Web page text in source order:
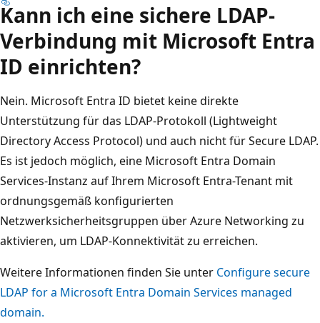
Kann ich eine sichere LDAP-
Verbindung mit Microsoft Entra
ID einrichten?
Nein. Microsoft Entra ID bietet keine direkte
Unterstützung für das LDAP-Protokoll (Lightweight
Directory Access Protocol) und auch nicht für Secure LDAP.
Es ist jedoch möglich, eine Microsoft Entra Domain
Services-Instanz auf Ihrem Microsoft Entra-Tenant mit
ordnungsgemäß konfigurierten
Netzwerksicherheitsgruppen über Azure Networking zu
aktivieren, um LDAP-Konnektivität zu erreichen.
Weitere Informationen finden Sie unter Configure secure
LDAP for a Microsoft Entra Domain Services managed
domain.